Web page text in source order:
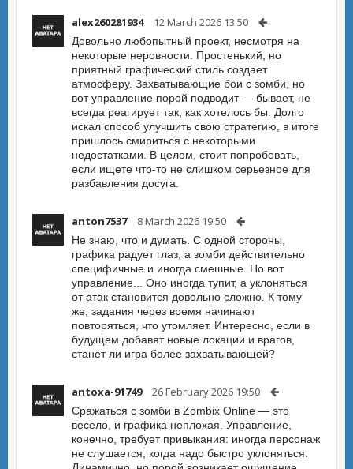
alex260281934 12 March 2026 13:50
Довольно любопытный проект, несмотря на
некоторые неровности. Простенький, но
приятный графический стиль создает
атмосферу. Захватывающие бои с зомби, но
вот управление порой подводит — бывает, не
всегда реагирует так, как хотелось бы. Долго
искал способ улучшить свою стратегию, в итоге
пришлось смириться с некоторыми
недостатками. В целом, стоит попробовать,
если ищете что-то не слишком серьезное для
разбавления досуга.
anton7537 8 March 2026 19:50
Не знаю, что и думать. С одной стороны,
графика радует глаз, а зомби действительно
специфичные и иногда смешные. Но вот
управление... Оно иногда тупит, а уклоняться
от атак становится довольно сложно. К тому
же, задания через время начинают
повторяться, что утомляет. Интересно, если в
будущем добавят новые локации и врагов,
станет ли игра более захватывающей?
antoxa-91749 26 February 2026 19:50
Сражаться с зомби в Zombix Online — это
весело, и графика неплохая. Управление,
конечно, требует привыкания: иногда персонаж
не слушается, когда надо быстро уклоняться.